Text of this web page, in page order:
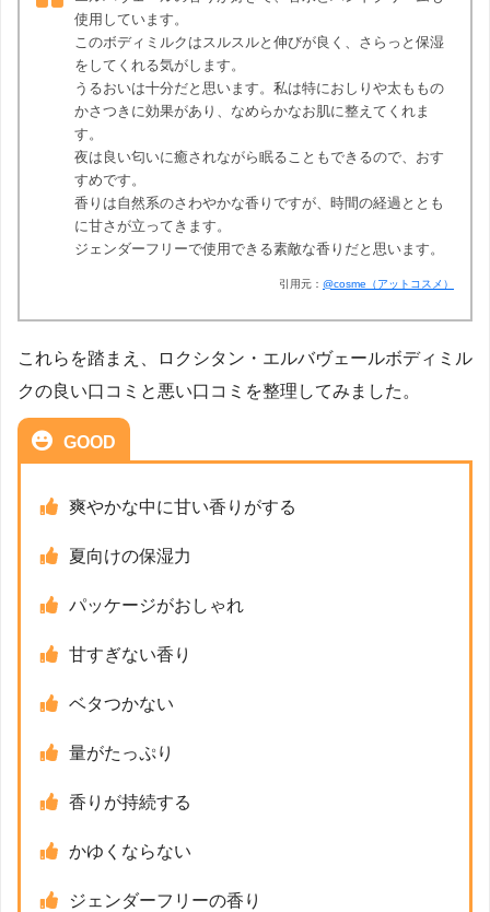
使用しています。
このボディミルクはスルスルと伸びが良く、さらっと保湿
をしてくれる気がします。
うるおいは十分だと思います。私は特におしりや太ももの
かさつきに効果があり、なめらかなお肌に整えてくれま
す。
夜は良い匂いに癒されながら眠ることもできるので、おす
すめです。
香りは自然系のさわやかな香りですが、時間の経過ととも
に甘さが立ってきます。
ジェンダーフリーで使用できる素敵な香りだと思います。
引用元： @cosme（アットコスメ）
これらを踏まえ、ロクシタン・エルバヴェールボディミル
クの良い口コミと悪い口コミを整理してみました。
GOOD
爽やかな中に甘い香りがする
夏向けの保湿力
パッケージがおしゃれ
甘すぎない香り
ベタつかない
量がたっぷり
香りが持続する
かゆくならない
ジェンダーフリーの香り